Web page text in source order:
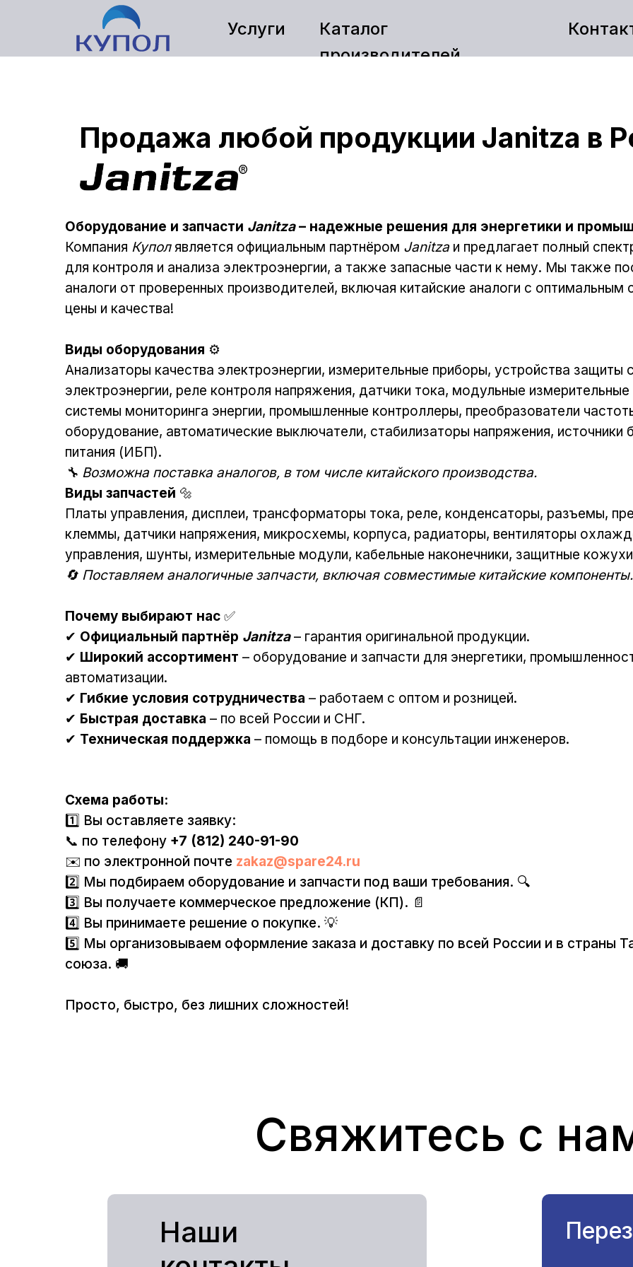
Каталог
производителей
Услуги
Продажа любой продукции Janitza в
Схема работы:
1️⃣ Вы оставляете заявку:
📞 по телефону +7 (812) 240-91-90
✉️ по электронной почте zakaz@spare24.ru
2️⃣ Мы подбираем оборудование и запчасти под ваши требования. 🔍
3️⃣ Вы получаете коммерческое предложение (КП). 📄
4️⃣ Вы принимаете решение о покупке. 💡
5️⃣ Мы организовываем оформление заказа и доставку по всей России и в страны
союза. 🚚
Просто, быстро, без лишних сложностей!
Оборудование и запчасти Janitza– надежные решения для энергетики и
Компания Куполявляется официальным партнёром Janitza и предлагает полный
для контроля и анализа электроэнергии, а также запасные части к нему. Мы также
аналоги от проверенных производителей, включая китайские аналоги с
цены и качества!
Виды оборудования ⚙️
Анализаторы качества электроэнергии, измерительные приборы, устройства защиты
электроэнергии, реле контроля напряжения, датчики тока, модульные
системы мониторинга энергии, промышленные контроллеры, преобразователи
оборудование, автоматические выключатели, стабилизаторы напряжения, источники
питания (ИБП).
🔧 Возможна поставка аналогов, в том числе китайского производства.
Виды запчастей 🔩
Платы управления, дисплеи, трансформаторы тока, реле, конденсаторы, разъемы,
клеммы, датчики напряжения, микросхемы, корпуса, радиаторы, вентиляторы
управления, шунты, измерительные модули, кабельные наконечники, защитные
🔄 Поставляем аналогичные запчасти, включая совместимые китайские компоненты.
Почему выбирают нас ✅
✔ Официальный партнёр Janitza– гарантия оригинальной продукции.
✔ Широкий ассортимент – оборудование и запчасти для энергетики,
автоматизации.
✔ Гибкие условия сотрудничества – работаем с оптом и розницей.
✔ Быстрая доставка – по всей России и СНГ.
✔ Техническая поддержка – помощь в подборе и консультации инженеров.
Свяжитесь с
Наши